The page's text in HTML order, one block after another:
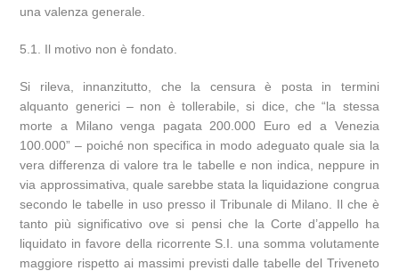
una valenza generale.
5.1. Il motivo non è fondato.
Si rileva, innanzitutto, che la censura è posta in termini
alquanto generici – non è tollerabile, si dice, che “la stessa
morte a Milano venga pagata 200.000 Euro ed a Venezia
100.000” – poiché non specifica in modo adeguato quale sia la
vera differenza di valore tra le tabelle e non indica, neppure in
via approssimativa, quale sarebbe stata la liquidazione congrua
secondo le tabelle in uso presso il Tribunale di Milano. Il che è
tanto più significativo ove si pensi che la Corte d’appello ha
liquidato in favore della ricorrente S.I. una somma volutamente
maggiore rispetto ai massimi previsti dalle tabelle del Triveneto